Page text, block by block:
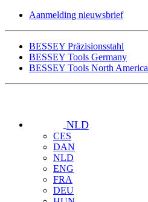
Aanmelding nieuwsbrief
BESSEY Präzisionsstahl
BESSEY Tools Germany
BESSEY Tools North America
NLD
CES
DAN
NLD
ENG
FRA
DEU